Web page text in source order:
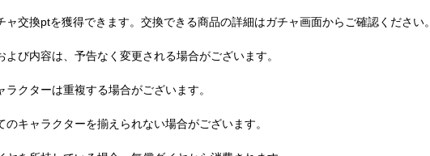
ャ交換ptを獲得できます。交換できる商品の詳細はガチャ画面からご確認ください。
び内容は、予告なく変更される場合がございます。
クターは重複する場合がございます。
キャラクターを揃えられない場合がございます。